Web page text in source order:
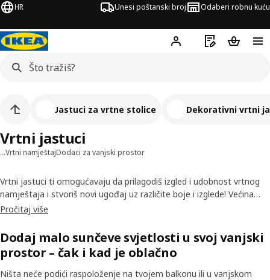
HR Unesi poštanski broj Odaberi robnu kuću
Hej! Prijavi se
Popis zaKošarica
…Vrtni namještajDodaci za vanjski prostor
Vrtni jastuci
Jastuci za vrtne stolice Dekorativni vrtni
Vrtni jastuci ti omogućavaju da prilagodiš izgled i udobnost vrtnog
namještaja i stvoriš novi ugođaj uz različite boje i izglede! Većina
ima navlake koje se skidaju i peru pa jastuke za vanjske stolice
Pročitaj više
Dodaj malo sunčeve svjetlosti u svoj vanjski
prostor – čak i kad je oblačno
Ništa neće podići raspoloženje na tvojem balkonu ili u vanjskom